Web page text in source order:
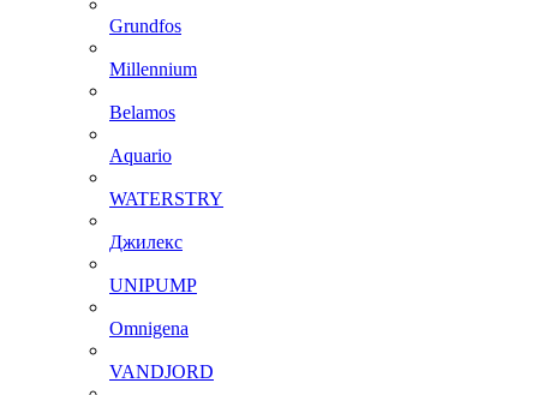
Grundfos
Millennium
Belamos
Aquario
WATERSTRY
Джилекс
UNIPUMP
Omnigena
VANDJORD